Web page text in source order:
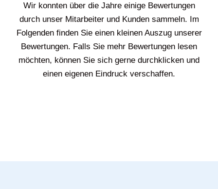
Wir konnten über die Jahre einige Bewertungen
durch unser Mitarbeiter und Kunden sammeln. Im
Folgenden finden Sie einen kleinen Auszug unserer
Bewertungen. Falls Sie mehr Bewertungen lesen
möchten, können Sie sich gerne durchklicken und
einen eigenen Eindruck verschaffen.